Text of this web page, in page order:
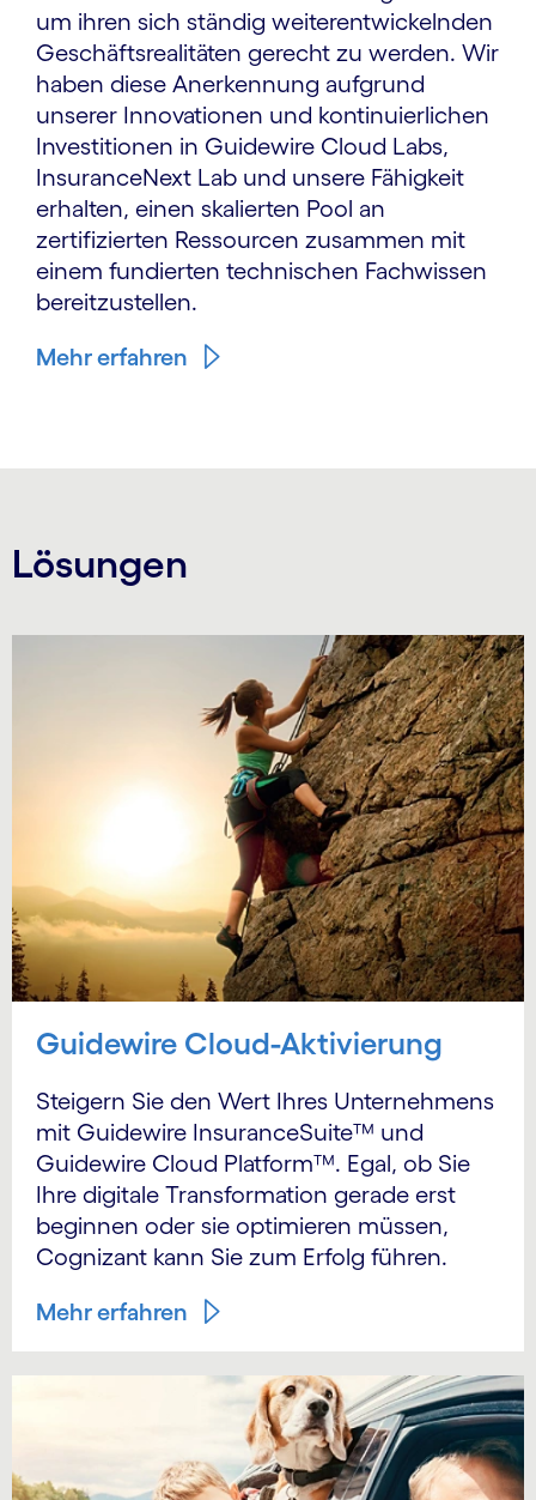
um ihren sich ständig weiterentwickelnden
Geschäftsrealitäten gerecht zu werden. Wir
haben diese Anerkennung aufgrund
unserer Innovationen und kontinuierlichen
Investitionen in Guidewire Cloud Labs,
InsuranceNext Lab und unsere Fähigkeit
erhalten, einen skalierten Pool an
zertifizierten Ressourcen zusammen mit
einem fundierten technischen Fachwissen
bereitzustellen.
Mehr erfahren
Lösungen
Guidewire Cloud-Aktivierung
Steigern Sie den Wert Ihres Unternehmens
mit Guidewire InsuranceSuite™ und
Guidewire Cloud Platform™. Egal, ob Sie
Ihre digitale Transformation gerade erst
beginnen oder sie optimieren müssen,
Cognizant kann Sie zum Erfolg führen.
Mehr erfahren